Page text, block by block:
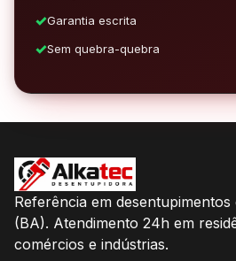
Garantia escrita
Sem quebra-quebra
Referência em
(BA). Atendimento 24h em
comércios e indústrias.